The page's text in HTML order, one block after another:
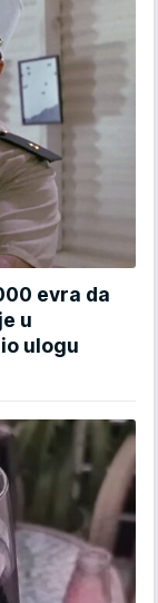
evra da
u
ulogu